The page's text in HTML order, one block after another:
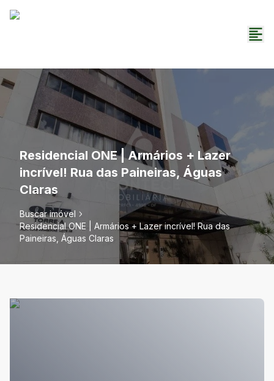
Residencial ONE | Armários + Lazer
incrível! Rua das Paineiras, Águas
Claras
Buscar imóvel
Residencial ONE | Armários + Lazer incrível! Rua das
Paineiras, Águas Claras